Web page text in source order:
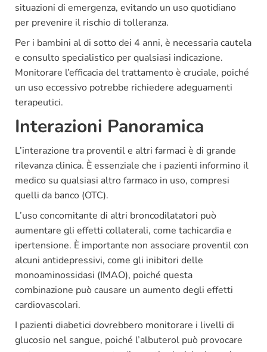
situazioni di emergenza, evitando un uso quotidiano
per prevenire il rischio di tolleranza.
Per i bambini al di sotto dei 4 anni, è necessaria cautela
e consulto specialistico per qualsiasi indicazione.
Monitorare l’efficacia del trattamento è cruciale, poiché
un uso eccessivo potrebbe richiedere adeguamenti
terapeutici.
Interazioni Panoramica
L’interazione tra proventil e altri farmaci è di grande
rilevanza clinica. È essenziale che i pazienti informino il
medico su qualsiasi altro farmaco in uso, compresi
quelli da banco (OTC).
L’uso concomitante di altri broncodilatatori può
aumentare gli effetti collaterali, come tachicardia e
ipertensione. È importante non associare proventil con
alcuni antidepressivi, come gli inibitori delle
monoaminossidasi (IMAO), poiché questa
combinazione può causare un aumento degli effetti
cardiovascolari.
I pazienti diabetici dovrebbero monitorare i livelli di
glucosio nel sangue, poiché l’albuterol può provocare